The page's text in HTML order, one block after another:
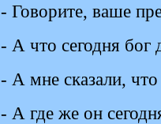
- Говорите, ваше
- А что сегодня бог
- А мне сказали,
- А где же он